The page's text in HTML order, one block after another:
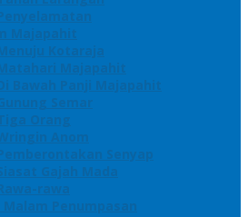
Majapahit
Kotaraja
Majapahit
Bawah Panji Majapahit
Semar
Orang
Anom
Senyap
Gajah Mada
rawa
Malam Penumpasan